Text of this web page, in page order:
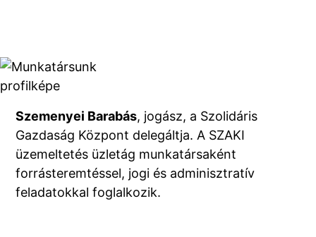
Szemenyei Barabás, jogász, a Szolidáris
Gazdaság Központ delegáltja. A SZAKI
üzemeltetés üzletág munkatársaként
forrásteremtéssel, jogi és adminisztratív
feladatokkal foglalkozik.